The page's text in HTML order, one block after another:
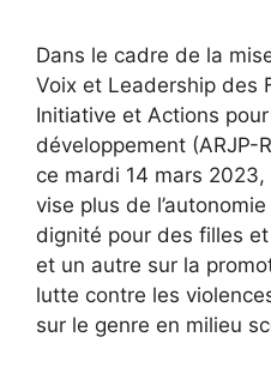
Dans le cadre de la
Voix et Leadership des
Initiative et Actions
développement (ARJP-
ce mardi 14 mars 2023,
vise plus de
dignité pour des filles
et un autre sur la
lutte contre les
sur le genre en milieu